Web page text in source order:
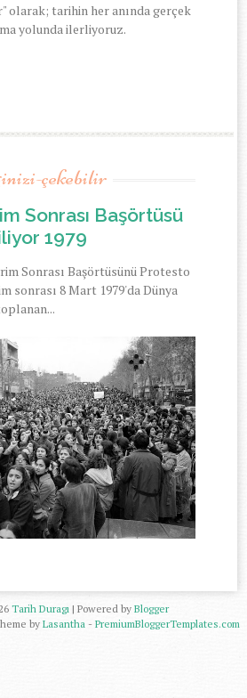
olarak; tarihin her anında gerçek
yolunda ilerliyoruz.
çekebilir
Sonrası Başörtüsü
1979
Sonrası Başörtüsünü Protesto
sonrası 8 Mart 1979'da Dünya
Tarih Duragı| Powered by Blogger
byLasantha - PremiumBloggerTemplates.com